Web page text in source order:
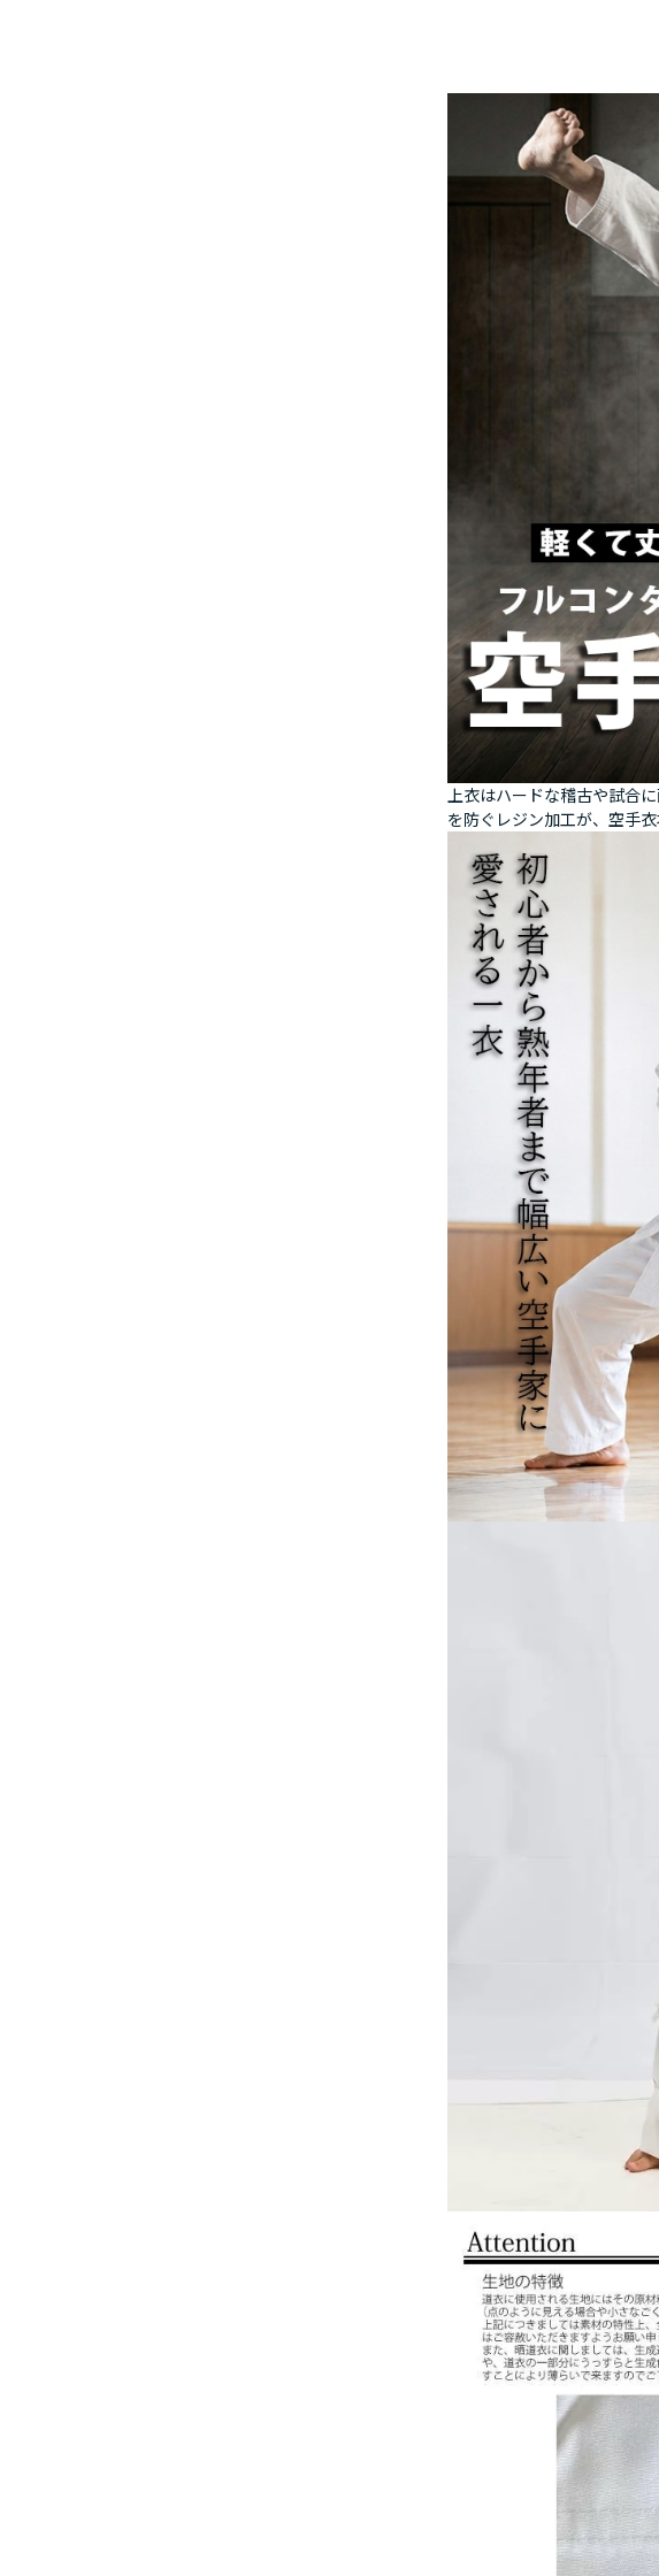
上衣はハードな稽古や試合
を防ぐレジン加工が、空手